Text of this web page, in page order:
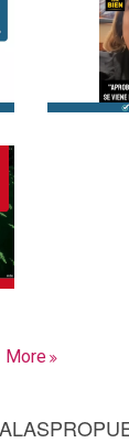
More